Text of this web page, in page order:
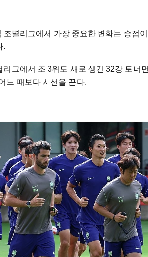
별리그에서 가장 중요한 변화는 승점이
.
그에서 조 3위도 새로 생긴 32강 토너먼
느 때보다 시선을 끈다.